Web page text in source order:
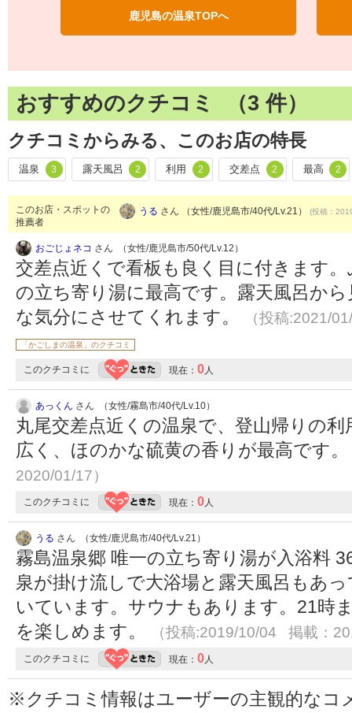
鹿児島の温泉TOPへ
おすすめのクチコミ （3 件）
クチコミからみる、このお店の特長
温泉 3 露天風呂 2 利用 2 交差点 2 最高 2
このお店・スポットの
推薦者
うる さん （女性/鹿児島市/40代/Lv.21） (投稿：
おごじょネコ さん （女性/鹿児島市/50代/Lv.12）
交差点近くで看板も良く目に付きます
の立ち寄り湯に最高です。露天風呂か
な気分にさせてくれます。
（投稿:2021/
「かごしまの温泉」のクチコミ
このクチコミに 現在： 0 人
あっくん さん （女性/霧島市/40代/Lv.10）
丸尾交差点近くの温泉で、登山帰りの
広く、ほのかな硫黄の香りが最高です
2020/01/17）
このクチコミに 現在： 0 人
うる さん （女性/鹿児島市/40代/Lv.21）
霧島温泉郷 唯一の立ち寄り湯が入浴料
泉が掛け流しで大浴場と露天風呂もあ
いています。サウナもあります。21時
を楽しめます。
（投稿:2019/10/04 掲載：
このクチコミに 現在： 0 人
※クチコミ情報はユーザーの主観的なコ